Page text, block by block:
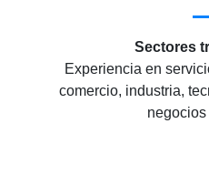
Sectores
Experiencia en
comercio, industria,